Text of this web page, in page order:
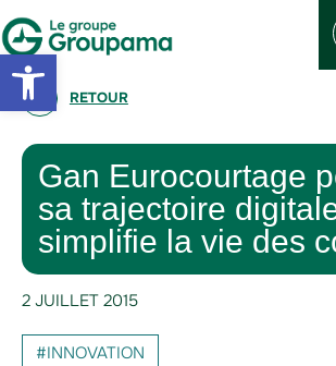
Open toolbar
Aller au contenu
RETOUR
Gan Eurocourtage
sa trajectoire
simplifie la vie des
2 JUILLET 2015
#INNOVATION